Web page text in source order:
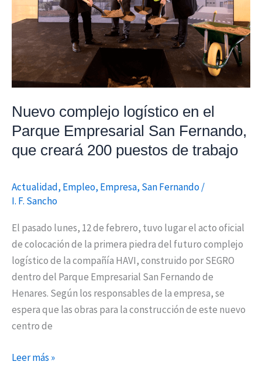
Nuevo complejo logístico en el
Parque Empresarial San Fernando,
que creará 200 puestos de trabajo
Actualidad, Empleo, Empresa, San Fernando/
I. F. Sancho
El pasado lunes, 12 de febrero, tuvo lugar el acto oficial
de colocación de la primera piedra del futuro complejo
logístico de la compañía HAVI, construido por SEGRO
dentro del Parque Empresarial San Fernando de
Henares. Según los responsables de la empresa, se
espera que las obras para la construcción de este nuevo
centro de
Parque
Empresarial
San
Fernando,
que
200
puestos
de
Leer más »